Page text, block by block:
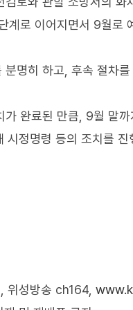
계로 이어지면서 9월로
명히 하고, 후속 절차
가 완료된 만큼, 9월 말
시정명령 등의 조치를 진
위성방송 ch164,